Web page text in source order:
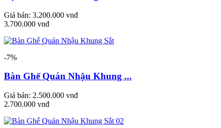
Giá bán: 3.200.000 vnđ
3.700.000 vnđ
-7%
Bàn Ghế Quán Nhậu Khung ...
Giá bán: 2.500.000 vnđ
2.700.000 vnđ